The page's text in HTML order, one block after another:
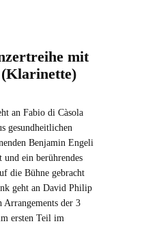
mit
an Fabio di Càsola
gesundheitlichen
Benjamin Engeli
ein berührendes
die Bühne gebracht
geht an David Philip
der 3
ersten Teil im